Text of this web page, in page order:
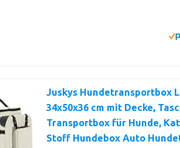
Juskys Hundetransportbox
34x50x36 cm mit Decke,
Transportbox für Hunde,
Stoff Hundebox Auto